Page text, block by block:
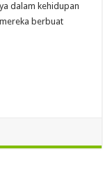
dalam kehidupan
berbuat